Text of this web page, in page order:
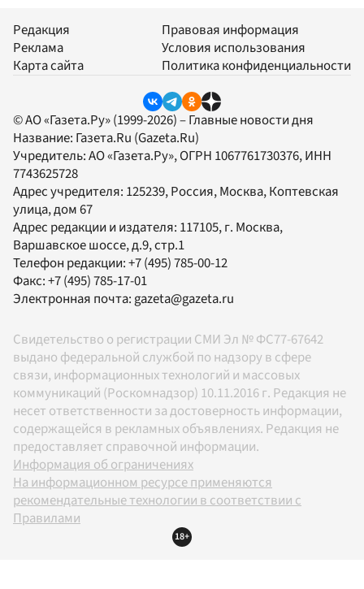
Редакция
Реклама
Карта сайта
Правовая информация
Условия использования
Политика конфиденциальности
© АО «Газета.Ру» (1999-2026) – Главные новости дня
Название: Газета.Ru (Gazeta.Ru)
Учредитель:АО «Газета.Ру», ОГРН 1067761730376, ИНН
7743625728
Адрес учредителя: 125239, Россия, Москва, Коптевская
улица, дом 67
Адрес редакции и издателя: 117105, г. Москва,
Варшавское шоссе, д.9, стр.1
Телефон редакции:+7 (495) 785-00-12
Факс:+7 (495) 785-17-01
Электронная почта: gazeta@gazeta.ru
Свидетельство о регистрации СМИ Эл № ФС77-67642
выдано федеральной службой по надзору в сфере
связи, информационных технологий и массовых
коммуникаций (Роскомнадзор) 10.11.2016 г. Редакция не
несет ответственности за достоверность информации,
содержащейся в рекламных объявлениях. Редакция не
предоставляет справочной информации.
Информация об ограничениях
На информационном ресурсе применяются
рекомендательные технологии в соответствии с
Правилами
18+